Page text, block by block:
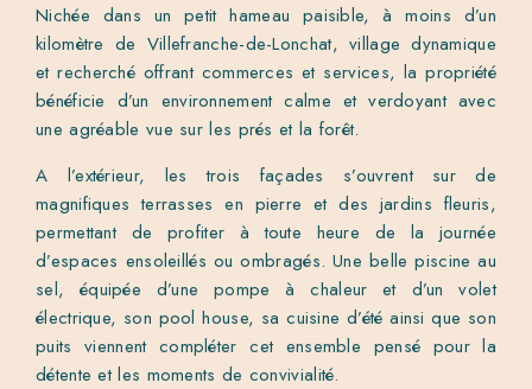
Nichée dans un petit hameau paisible, à moins d’un
kilomètre de Villefranche-de-Lonchat, village dynamique
et recherché offrant commerces et services, la propriété
bénéficie d’un environnement calme et verdoyant avec
une agréable vue sur les prés et la forêt.
A l’extérieur, les trois façades s’ouvrent sur de
magnifiques terrasses en pierre et des jardins fleuris,
permettant de profiter à toute heure de la journée
d’espaces ensoleillés ou ombragés. Une belle piscine au
sel, équipée d’une pompe à chaleur et d’un volet
électrique, son pool house, sa cuisine d’été ainsi que son
puits viennent compléter cet ensemble pensé pour la
détente et les moments de convivialité.